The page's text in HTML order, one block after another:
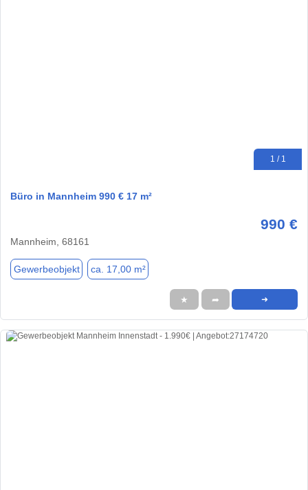
1 / 1
Büro in Mannheim 990 € 17 m²
990 €
Mannheim, 68161
Gewerbeobjekt ca. 17,00 m²
★ ➦ ➜